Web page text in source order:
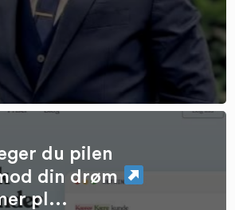
du pilen
din drøm
pl...